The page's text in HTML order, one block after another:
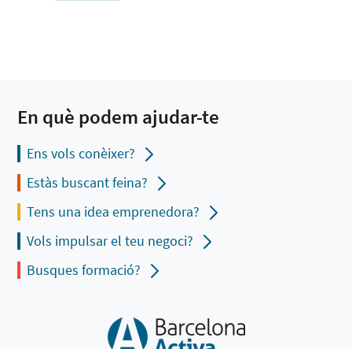
En què podem ajudar-te
Ens vols conèixer?
Estàs buscant feina?
Tens una idea emprenedora?
Vols impulsar el teu negoci?
Busques formació?